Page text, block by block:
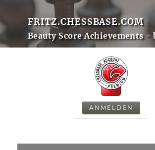
FRITZ.CHESSBASE.COM
Beauty Score Achievements
ANMELDEN